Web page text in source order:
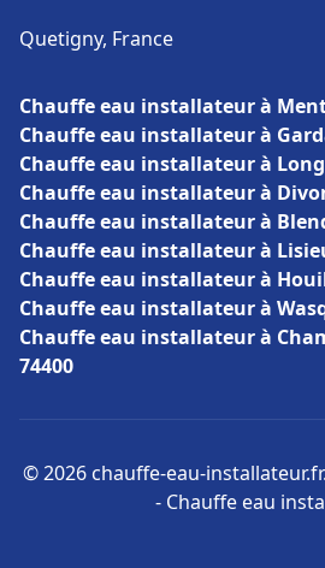
Quetigny, France
Chauffe eau installateur à
Chauffe eau installateur à
Chauffe eau installateur à
Chauffe eau installateur à
Chauffe eau installateur à
Chauffe eau installateur à
Chauffe eau installateur à
Chauffe eau installateur à
Chauffe eau installateur à
74400
© 2026 chauffe-eau-
- Chauffe eau